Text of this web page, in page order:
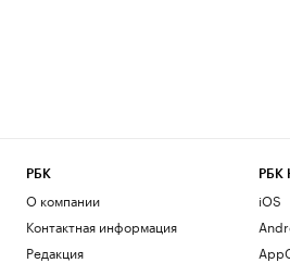
РБК
О компании
Контактная информация
Редакция
РБК
iOS